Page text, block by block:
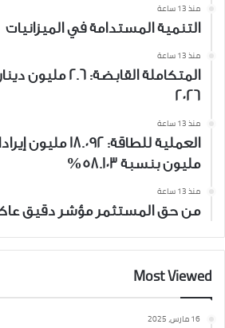
منذ 13 ساعة
التنمية المستدامة في الميزانيات
منذ 13 ساعة
المتكاملة
2026
منذ 13 ساعة
مليون بنسبة 58.103%
منذ 13 ساعة
من حق المستثمر مؤشر دقيق
Most Viewed
16 مارس، 2025